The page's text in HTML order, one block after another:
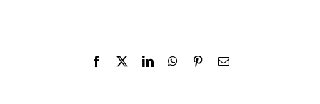
Facebook
X LinkedInWhatsApp
PinterestEmail